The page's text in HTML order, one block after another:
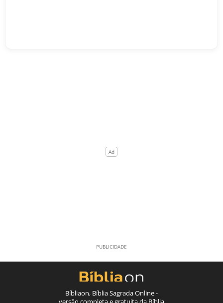
Bíbliaon, Bíblia Sagrada Online -